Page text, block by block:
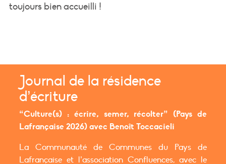
toujours bien accueilli !
Journal de la résidence
d’écriture
“Culture(s) : écrire, semer, récolter” (Pays de
Lafrançaise 2026) avec Benoît Toccacieli
La Communauté de Communes du Pays de
Lafrançaise et l’association Confluences, avec le